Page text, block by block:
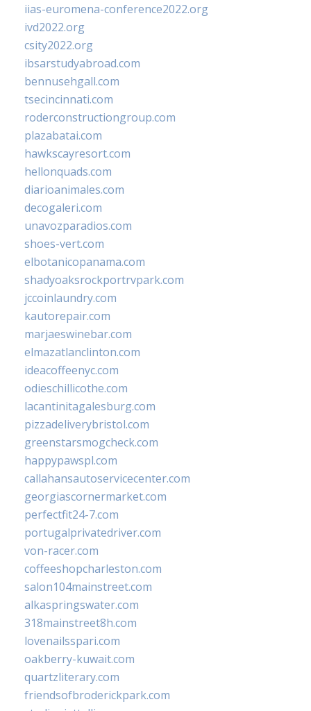
iias-euromena-conference2022.org
ivd2022.org
csity2022.org
ibsarstudyabroad.com
bennusehgall.com
tsecincinnati.com
roderconstructiongroup.com
plazabatai.com
hawkscayresort.com
hellonquads.com
diarioanimales.com
decogaleri.com
unavozparadios.com
shoes-vert.com
elbotanicopanama.com
shadyoaksrockportrvpark.com
jccoinlaundry.com
kautorepair.com
marjaeswinebar.com
elmazatlanclinton.com
ideacoffeenyc.com
odieschillicothe.com
lacantinitagalesburg.com
pizzadeliverybristol.com
greenstarsmogcheck.com
happypawspl.com
callahansautoservicecenter.com
georgiascornermarket.com
perfectfit24-7.com
portugalprivatedriver.com
von-racer.com
coffeeshopcharleston.com
salon104mainstreet.com
alkaspringswater.com
318mainstreet8h.com
lovenailsspari.com
oakberry-kuwait.com
quartzliterary.com
friendsofbroderickpark.com